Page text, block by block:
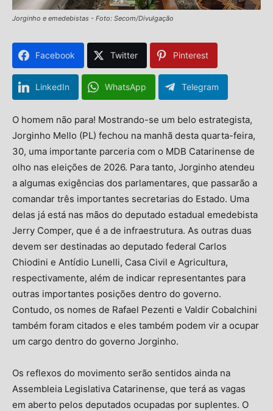
Jorginho e emedebistas - Foto: Secom/Divulgação
Facebook Twitter Pinterest
LinkedIn WhatsApp Telegram
O homem não para! Mostrando-se um belo estrategista,
Jorginho Mello (PL) fechou na manhã desta quarta-feira,
30, uma importante parceria com o MDB Catarinense de
olho nas eleições de 2026. Para tanto, Jorginho atendeu
a algumas exigências dos parlamentares, que passarão a
comandar três importantes secretarias do Estado. Uma
delas já está nas mãos do deputado estadual emedebista
Jerry Comper, que é a de infraestrutura. As outras duas
devem ser destinadas ao deputado federal Carlos
Chiodini e Antídio Lunelli, Casa Civil e Agricultura,
respectivamente, além de indicar representantes para
outras importantes posições dentro do governo.
Contudo, os nomes de Rafael Pezenti e Valdir Cobalchini
também foram citados e eles também podem vir a ocupar
um cargo dentro do governo Jorginho.
Os reflexos do movimento serão sentidos ainda na
Assembleia Legislativa Catarinense, que terá as vagas
em aberto pelos deputados ocupadas por suplentes. O